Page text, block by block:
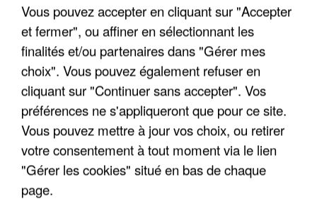
APRÈS TOUTES CES CANICULES, LES REFUGES
DE FAUNE SAUVAGE SONT...
Vous pouvez accepter en cliquant sur "Accepter
et fermer", ou affiner en sélectionnant les
finalités et/ou partenaires dans "Gérer mes
choix". Vous pouvez également refuser en
cliquant sur "Continuer sans accepter". Vos
préférences ne s'appliqueront que pour ce site.
Vous pouvez mettre à jour vos choix, ou retirer
votre consentement à tout moment via le lien
"Gérer les cookies" situé en bas de chaque
page.